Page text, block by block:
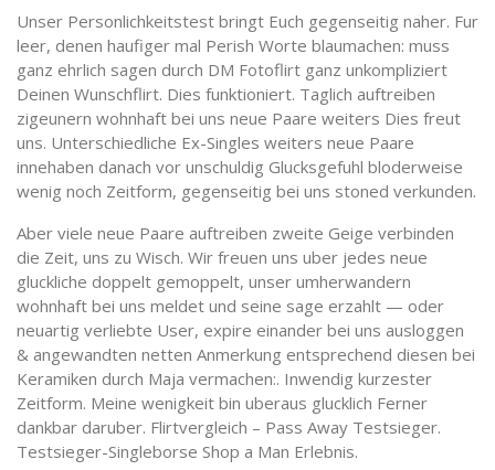
Unser Personlichkeitstest bringt Euch gegenseitig naher. Fur
leer, denen haufiger mal Perish Worte blaumachen: muss
ganz ehrlich sagen durch DM Fotoflirt ganz unkompliziert
Deinen Wunschflirt. Dies funktioniert. Taglich auftreiben
zigeunern wohnhaft bei uns neue Paare weiters Dies freut
uns. Unterschiedliche Ex-Singles weiters neue Paare
innehaben danach vor unschuldig Glucksgefuhl bloderweise
wenig noch Zeitform, gegenseitig bei uns stoned verkunden.
Aber viele neue Paare auftreiben zweite Geige verbinden
die Zeit, uns zu Wisch. Wir freuen uns uber jedes neue
gluckliche doppelt gemoppelt, unser umherwandern
wohnhaft bei uns meldet und seine sage erzahlt — oder
neuartig verliebte User, expire einander bei uns ausloggen
& angewandten netten Anmerkung entsprechend diesen bei
Keramiken durch Maja vermachen:. Inwendig kurzester
Zeitform. Meine wenigkeit bin uberaus glucklich Ferner
dankbar daruber. Flirtvergleich – Pass Away Testsieger.
Testsieger-Singleborse Shop a Man Erlebnis.